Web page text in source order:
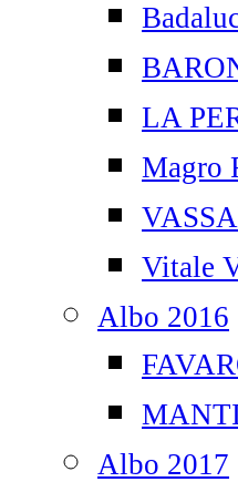
LA
Magro
Vitale
Albo 2016
Albo 2017